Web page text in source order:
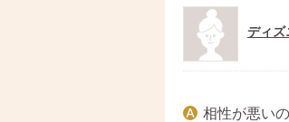
ディズ
相性が悪い